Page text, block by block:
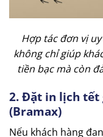
Hợp tác đơn vị
không chỉ giúp
tiền bạc mà còn
2. Đặt in lịch tết
(Bramax)
Nếu khách hàng